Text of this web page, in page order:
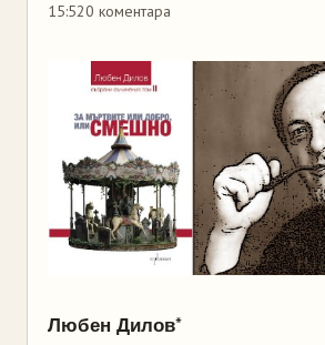
15:520 коментара
Любен Дилов*